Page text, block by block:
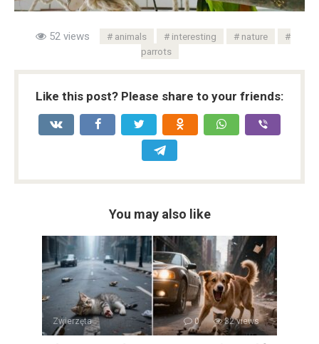
52 views animals interesting
nature
parrots
Like this post? Please share to your friends:
You may also like
Zwierzęta 0 32 views